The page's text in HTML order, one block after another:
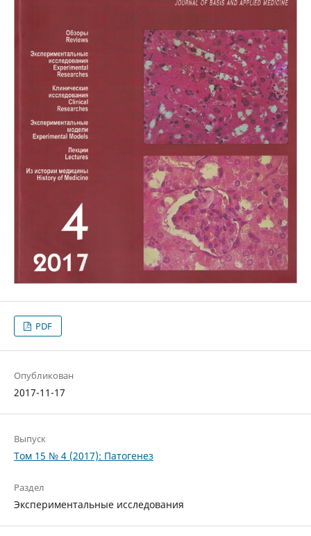
PDF
Опубликован
2017-11-17
Выпуск
Том 15 № 4 (2017): Патогенез
Раздел
Экспериментальные исследования